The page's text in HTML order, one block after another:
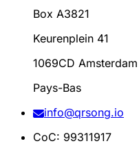
Box A3821
Keurenplein 41
1069CD Amsterdam
Pays-Bas
info@qrsong.io
CoC: 99311917